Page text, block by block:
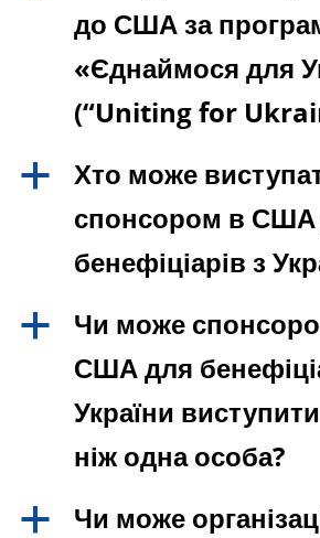
до США за
«Єднаймося для
(“Uniting for
a
Хто може
спонсором в США
бенефіціарів з
a
Чи може
США для
України
ніж одна особа?
a
Чи може